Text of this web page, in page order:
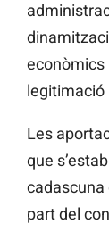
econòmics
legitimació
Les
que
cadascuna
part del